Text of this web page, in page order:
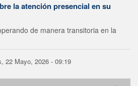
la atención presencial en su
de manera transitoria en la
22 Mayo, 2026 - 09:19